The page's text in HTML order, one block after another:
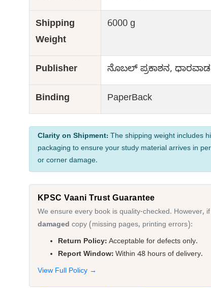
Shipping
Weight
6000 g
Publisher ನೊಬಲ್ ಪ್ರಕಾಶನ, ಧಾರವಾಡ
Binding PaperBack
Clarity on Shipment:The shipping weight includes
packaging to ensure your study material arrives in
or corner damage.
KPSC Vaani Trust Guarantee
We ensure every book is quality-checked. However,
damaged copy (missing pages, printing errors):
Return Policy:Acceptable for defects only.
Report Window:Within 48 hours of delivery.
View Full Policy →